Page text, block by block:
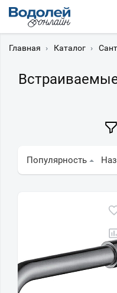
Главная › Каталог ›
Популярность